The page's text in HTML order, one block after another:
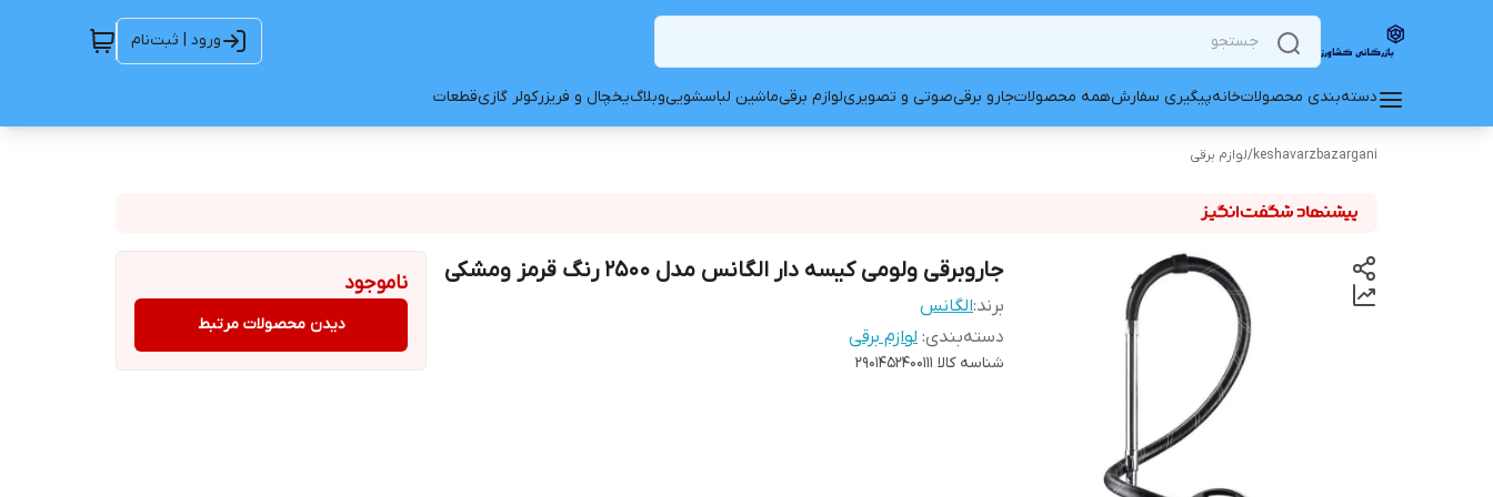
ورود | ثبت‌نام
دسته‌بندی محصولاتخانهپیگیری سفارشهمه محصولاتجارو برقیصوتی و تصویریلوازم برقیماشین لباسشوییوبلاگیخچال و فریزرکولر گازیقطعات
keshavarzbazargani
/لوازم برقی
جاروبرقی ولومی کیسه دار الگانس مدل 2500 رنگ قرمز ومشکی
برند:الگانس
دسته‌بندی: لوازم برقی
شناسه کالا 2901452400111
ناموجود
دیدن محصولات مرتبط